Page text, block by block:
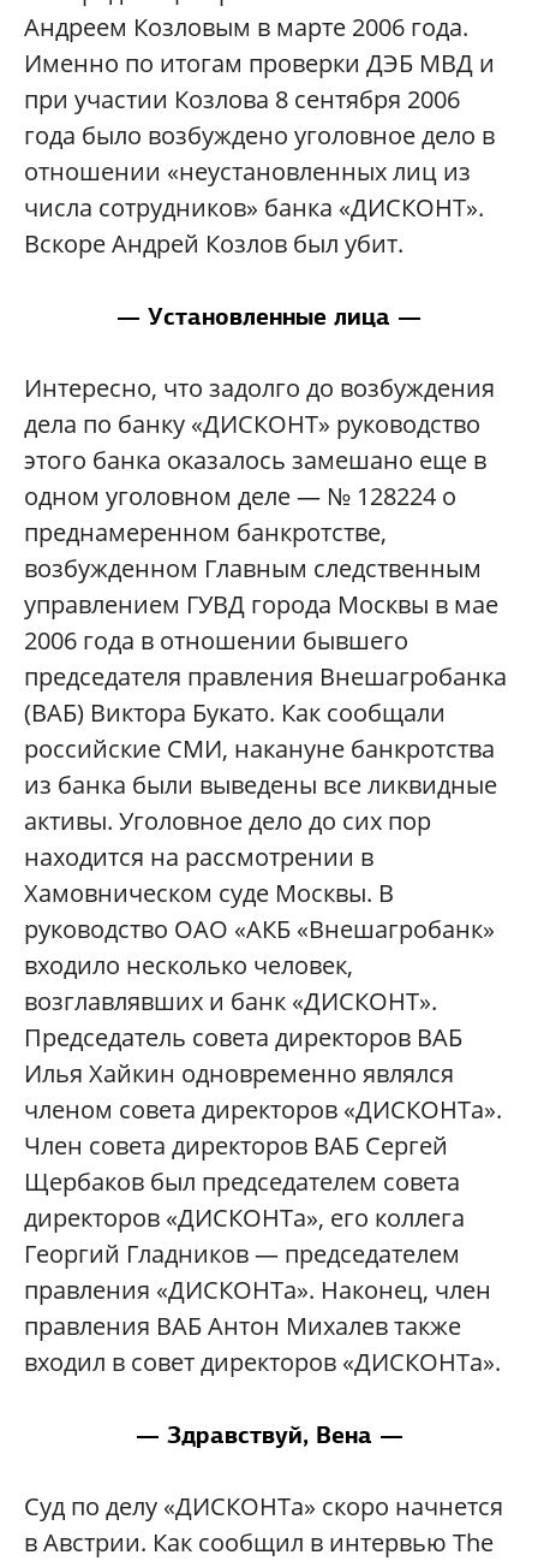
Андреем Козловым в марте 2006 года.
Именно по итогам проверки ДЭБ МВД и
при участии Козлова 8 сентября 2006
года было возбуждено уголовное дело в
отношении «неустановленных лиц из
числа сотрудников» банка «ДИСКОНТ».
Вскоре Андрей Козлов был убит.
— Установленные лица —
Интересно, что задолго до возбуждения
дела по банку «ДИСКОНТ» руководство
этого банка оказалось замешано еще в
одном уголовном деле — № 128224 о
преднамеренном банкротстве,
возбужденном Главным следственным
управлением ГУВД города Москвы в мае
2006 года в отношении бывшего
председателя правления Внешагробанка
(ВАБ) Виктора Букато. Как сообщали
российские СМИ, накануне банкротства
из банка были выведены все ликвидные
активы. Уголовное дело до сих пор
находится на рассмотрении в
Хамовническом суде Москвы. В
руководство ОАО «АКБ «Внешагробанк»
входило несколько человек,
возглавлявших и банк «ДИСКОНТ».
Председатель совета директоров ВАБ
Илья Хайкин одновременно являлся
членом совета директоров «ДИСКОНТа».
Член совета директоров ВАБ Сергей
Щербаков был председателем совета
директоров «ДИСКОНТа», его коллега
Георгий Гладников — председателем
правления «ДИСКОНТа». Наконец, член
правления ВАБ Антон Михалев также
входил в совет директоров «ДИСКОНТа».
— Здравствуй, Вена —
Суд по делу «ДИСКОНТа» скоро начнется
в Австрии. Как сообщил в интервью The